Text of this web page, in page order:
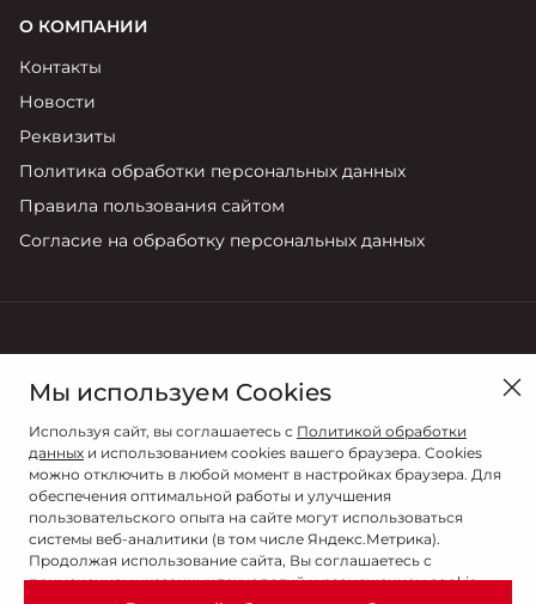
О КОМПАНИИ
Контакты
Новости
Реквизиты
Политика обработки персональных данных
Правила пользования сайтом
Согласие на обработку персональных данных
8 (383) 373-55-55
Мы используем Cookies
Используя сайт, вы соглашаетесь с Политикой обработки
данных и использованием cookies вашего браузера. Cookies
можно отключить в любой момент в настройках браузера. Для
обеспечения оптимальной работы и улучшения
пользовательского опыта на сайте могут использоваться
системы веб-аналитики (в том числе Яндекс.Метрика).
Продолжая использование сайта, Вы соглашаетесь с
применением указанных технологий и размещением cookie-